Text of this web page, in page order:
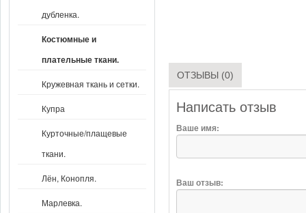
дубленка.
Костюмные и
плательные ткани.
Кружевная ткань и сетки.
Купра
Курточные/плащевые
ткани.
Лён, Конопля.
Марлевка.
ОТЗЫВЫ (0)
Написать отзыв
Ваше имя:
Ваш отзыв: